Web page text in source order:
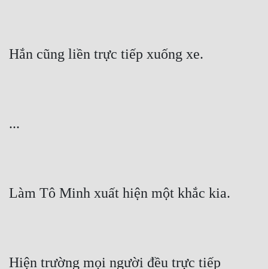
Hắn cũng liền trực tiếp xuống xe.
...
Làm Tô Minh xuất hiện một khắc kia.
Hiện trường mọi người đều trực tiếp